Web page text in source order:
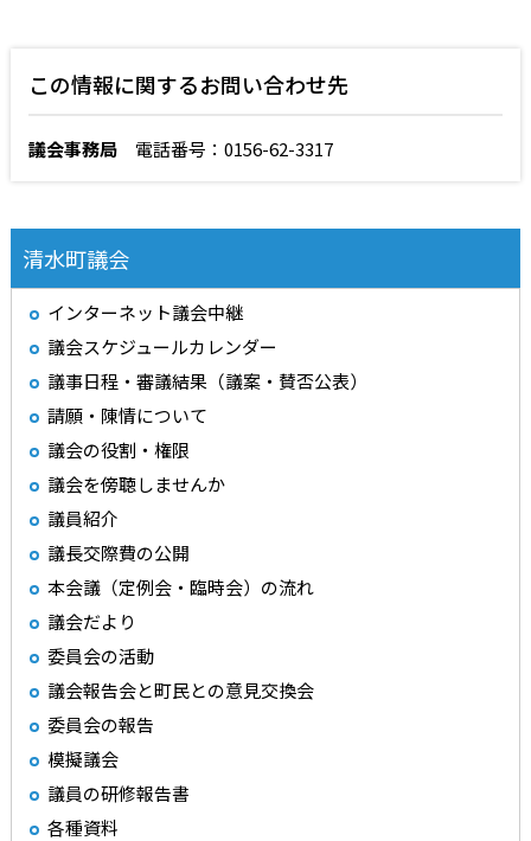
清水町議会
インターネット議会中継
議会スケジュールカレンダー
議事日程・審議結果（議案・賛否公表）
請願・陳情について
議会の役割・権限
議会を傍聴しませんか
議員紹介
議長交際費の公開
本会議（定例会・臨時会）の流れ
議会だより
委員会の活動
議会報告会と町民との意見交換会
委員会の報告
模擬議会
議員の研修報告書
各種資料
この情報に関するお問い合わせ先
議会事務局電話番号：0156-62-3317